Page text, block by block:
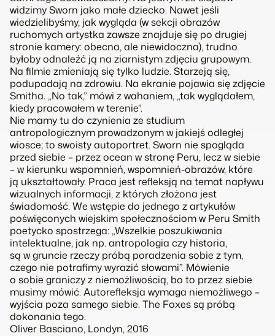
widzimy Sworn jako małe dziecko. Nawet jeśli
wiedzielibyśmy, jak wygląda (w sekcji obrazów
ruchomych artystka zawsze znajduje się po drugiej
stronie kamery: obecna, ale niewidoczna), trudno
byłoby odnaleźć ją na ziarnistym zdjęciu grupowym.
Na filmie zmieniają się tylko ludzie. Starzeją się,
podupadają na zdrowiu. Na ekranie pojawia się zdjęcie
Smitha. „No tak,” mówi z wahaniem, „tak wyglądałem,
kiedy pracowałem w terenie”.
Nie mamy tu do czynienia ze studium
antropologicznym prowadzonym w jakiejś odległej
wiosce; to swoisty autoportret. Sworn nie spogląda
przed siebie – przez ocean w stronę Peru, lecz w siebie
– w kierunku wspomnień, wspomnień-obrazów, które
ją ukształtowały. Praca jest refleksją na temat napływu
wizualnych informacji, z których złożona jest
świadomość. We wstępie do jednego z artykułów
poświęconych wiejskim społecznościom w Peru Smith
poetycko spostrzega: „Wszelkie poszukiwania
intelektualne, jak np. antropologia czy historia,
są w gruncie rzeczy próbą poradzenia sobie z tym,
czego nie potrafimy wyrazić słowami”. Mówienie
o sobie graniczy z niemożliwością, bo to przez siebie
musimy mówić. Autorefleksja wymaga niemożliwego –
wyjścia poza samego siebie. The Foxes są próbą
dokonania tego.
Oliver Basciano, Londyn, 2016